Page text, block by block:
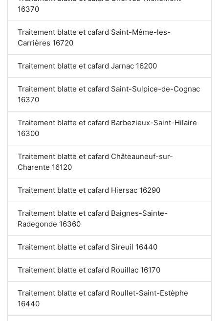
16370
Traitement blatte et cafard Saint-Même-les-
Carrières 16720
Traitement blatte et cafard Jarnac 16200
Traitement blatte et cafard Saint-Sulpice-de-Cognac
16370
Traitement blatte et cafard Barbezieux-Saint-Hilaire
16300
Traitement blatte et cafard Châteauneuf-sur-
Charente 16120
Traitement blatte et cafard Hiersac 16290
Traitement blatte et cafard Baignes-Sainte-
Radegonde 16360
Traitement blatte et cafard Sireuil 16440
Traitement blatte et cafard Rouillac 16170
Traitement blatte et cafard Roullet-Saint-Estèphe
16440